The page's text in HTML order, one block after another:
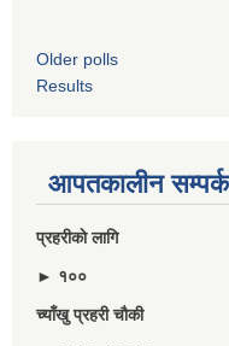
Older polls
Results
आपतकालीन सम्पर्क
प्रहरीकाे लागि
► १००
च्याँखु प्रहरी चाैकी